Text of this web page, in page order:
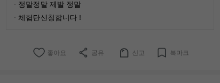
· 정말정말 제발 정말
· 체험단신청합니다 !
좋아요 공유 신고 북마크